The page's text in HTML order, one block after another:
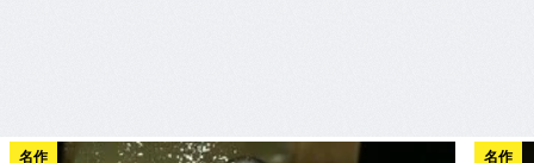
名作 名作